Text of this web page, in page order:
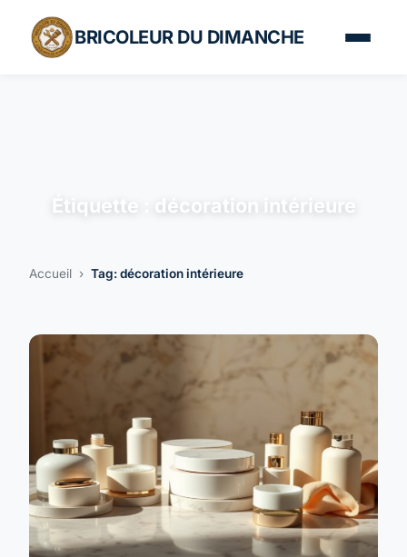
BRICOLEUR DU DIMANCHE
Étiquette : décoration intérieure
Accueil › Tag: décoration intérieure